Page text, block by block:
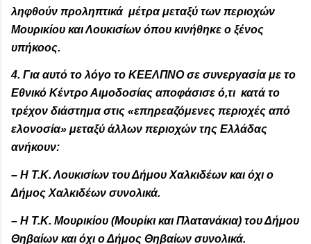
ληφθούν προληπτικά μέτρα μεταξύ των περιοχών
Μουρικίου και Λουκισίων όπου κινήθηκε ο ξένος
υπήκοος.
4. Για αυτό το λόγο το ΚΕΕΛΠΝΟ σε συνεργασία με το
Εθνικό Κέντρο Αιμοδοσίας αποφάσισε ό,τι κατά το
τρέχον διάστημα στις «επηρεαζόμενες περιοχές από
ελονοσία» μεταξύ άλλων περιοχών της Ελλάδας
ανήκουν:
– Η Τ.Κ. Λουκισίων του Δήμου Χαλκιδέων και όχι ο
Δήμος Χαλκιδέων συνολικά.
– Η Τ.Κ. Μουρικίου (Μουρίκι και Πλατανάκια) του Δήμου
Θηβαίων και όχι ο Δήμος Θηβαίων συνολικά.